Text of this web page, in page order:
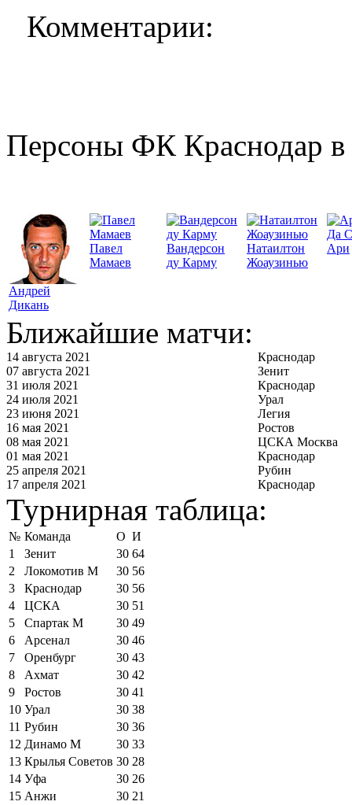
Комментарии:
Персоны ФК Краснодар в
Андрей
Дикань
Павел
Мамаев
Вандерсон
ду Карму
Натаилтон
Жоаузинью
Да
Ари
Ближайшие матчи:
14 августа 2021
Краснодар
07 августа 2021
Зенит
31 июля 2021
Краснодар
24 июля 2021
Урал
23 июня 2021
Легия
16 мая 2021
Ростов
08 мая 2021
ЦСКА Москва
01 мая 2021
Краснодар
25 апреля 2021
Рубин
17 апреля 2021
Краснодар
Турнирная таблица:
№ Команда О И
1
Зенит 30 64
2
Локомотив М 30 56
3
Краснодар 30 56
4
ЦСКА 30 51
5
Спартак М 30 49
6
Арсенал 30 46
7
Оренбург 30 43
8
Ахмат 30 42
9
Ростов 30 41
10 Урал 30 38
11 Рубин 30 36
12 Динамо М 30 33
13 Крылья Советов 30 28
14 Уфа 30 26
15 Анжи 30 21